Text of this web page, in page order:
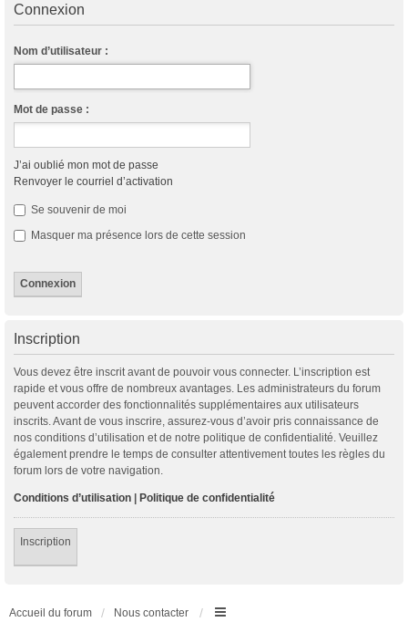
Connexion
Nom d’utilisateur :
Mot de passe :
J’ai oublié mon mot de passe
Renvoyer le courriel d’activation
Se souvenir de moi
Masquer ma présence lors de cette session
Inscription
Vous devez être inscrit avant de pouvoir vous connecter. L’inscription est
rapide et vous offre de nombreux avantages. Les administrateurs du forum
peuvent accorder des fonctionnalités supplémentaires aux utilisateurs
inscrits. Avant de vous inscrire, assurez-vous d’avoir pris connaissance de
nos conditions d’utilisation et de notre politique de confidentialité. Veuillez
également prendre le temps de consulter attentivement toutes les règles du
forum lors de votre navigation.
Conditions d’utilisation | Politique de confidentialité
Inscription
Accueil du forum Nous contacter